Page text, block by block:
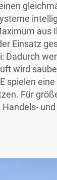
aus
Einsatz
Dadurch
wird
spielen
Für
Handels-